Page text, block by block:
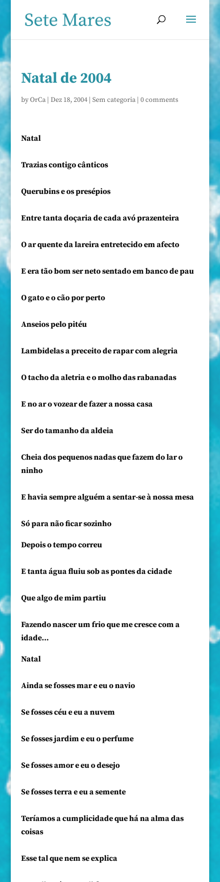
Natal de 2004
byOrCa| Dez 18, 2004| Sem categoria| 0 comments
Natal
Trazias contigo cânticos
Querubins e os presépios
Entre tanta doçaria de cada avó prazenteira
O ar quente da lareira entretecido em afecto
E era tão bom ser neto sentado em banco de pau
O gato e o cão por perto
Anseios pelo pitéu
Lambidelas a preceito de rapar com alegria
O tacho da aletria e o molho das rabanadas
E no ar o vozear de fazer a nossa casa
Ser do tamanho da aldeia
Cheia dos pequenos nadas que fazem do lar o
ninho
E havia sempre alguém a sentar-se à nossa mesa
Só para não ficar sozinho
Depois o tempo correu
E tanta água fluiu sob as pontes da cidade
Que algo de mim partiu
Fazendo nascer um frio que me cresce com a
idade…
Natal
Ainda se fosses mar e eu o navio
Se fosses céu e eu a nuvem
Se fosses jardim e eu o perfume
Se fosses amor e eu o desejo
Se fosses terra e eu a semente
Teríamos a cumplicidade que há na alma das
coisas
Esse tal que nem se explica